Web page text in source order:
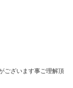
ございます事ご理解頂